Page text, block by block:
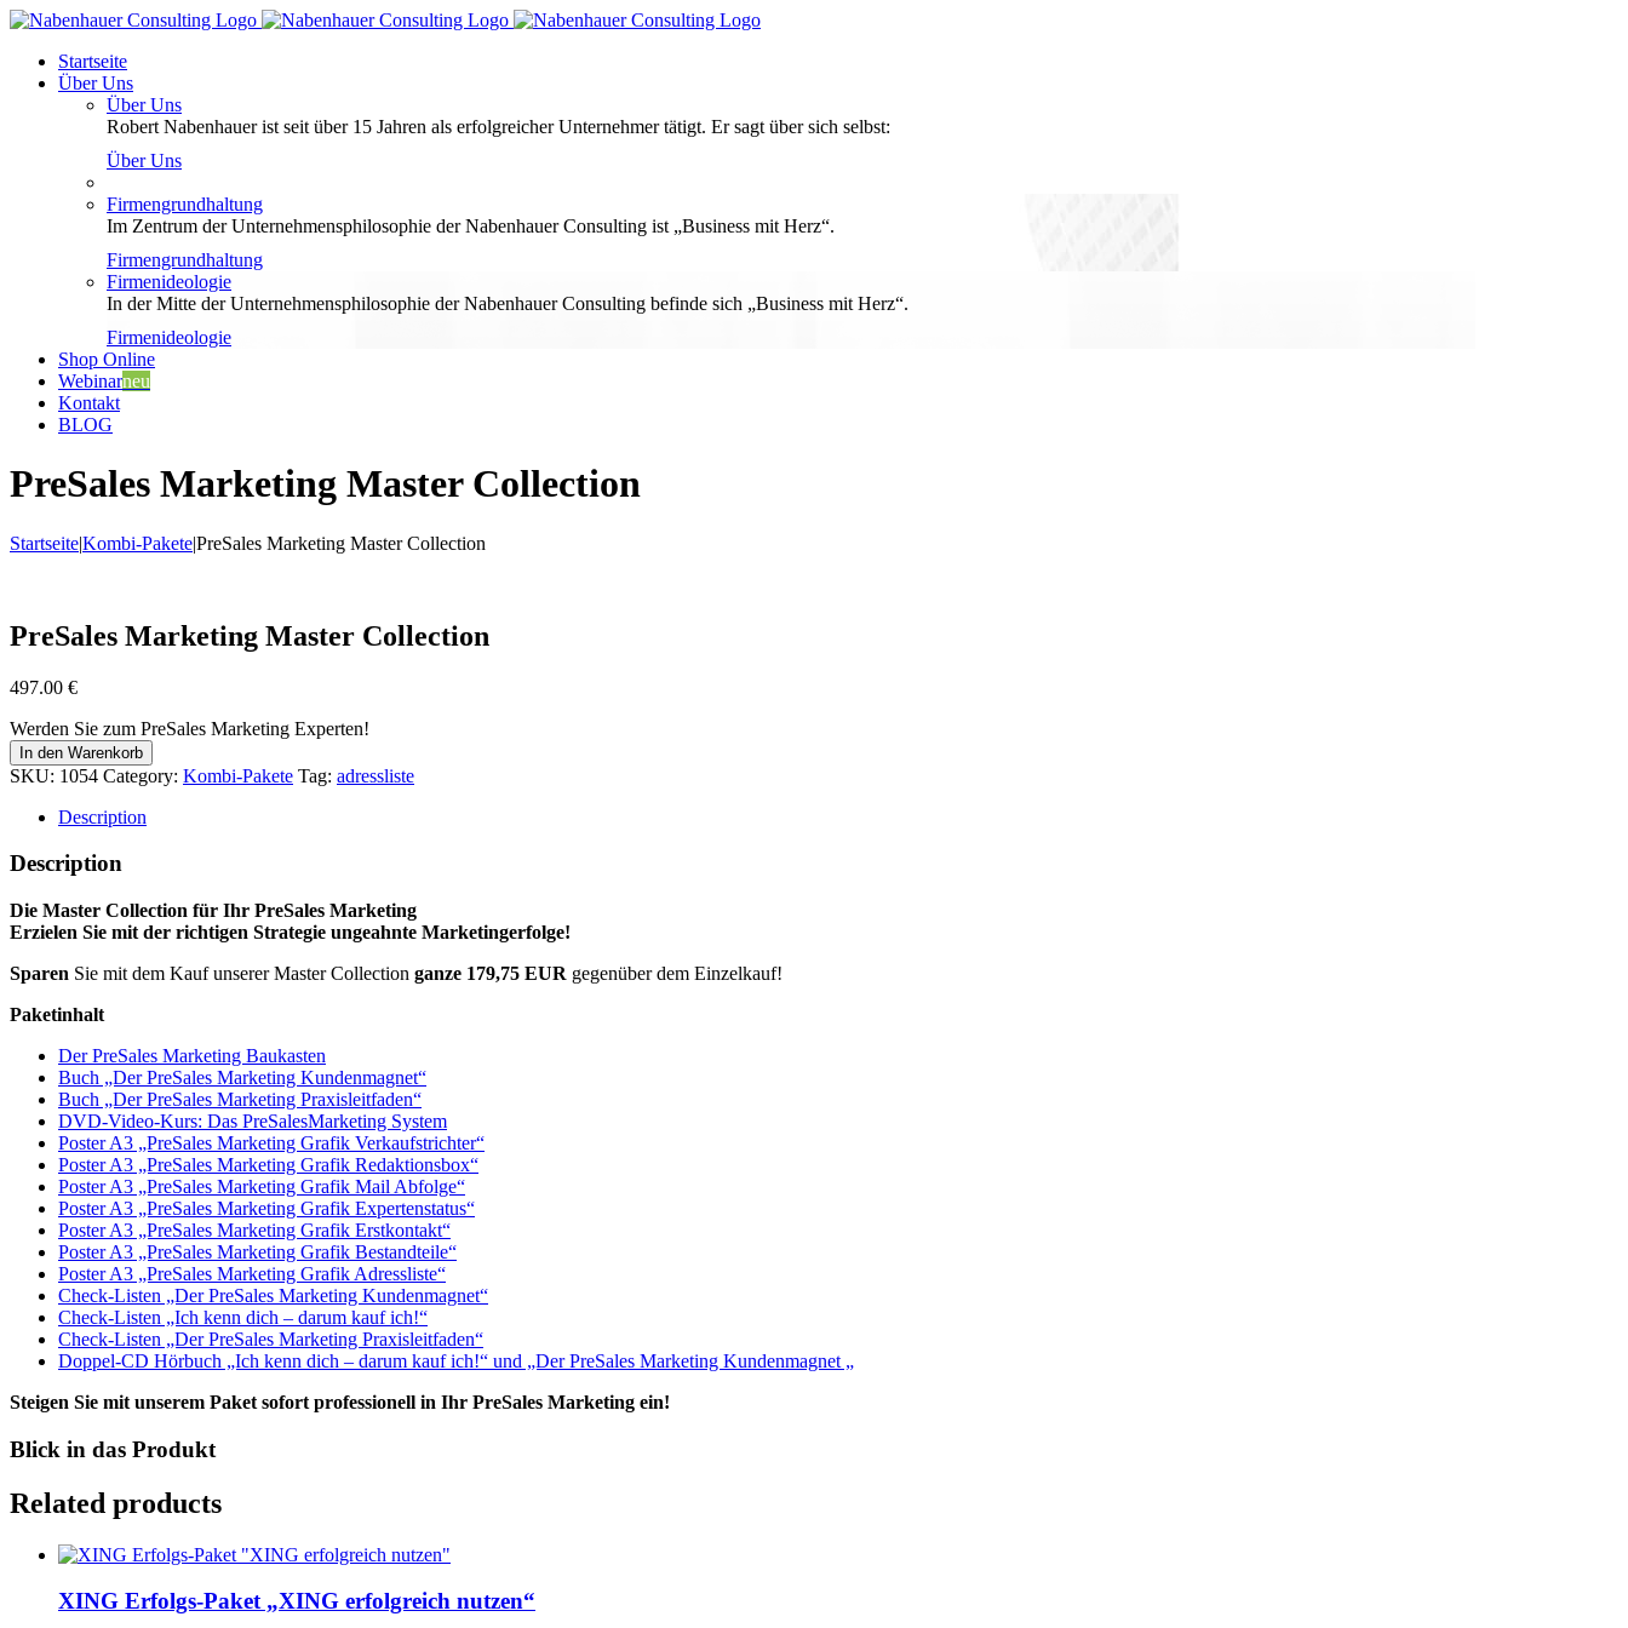
Zum
springenStartseite
Über Uns
Über Uns
Robert Nabenhauer ist seit über 15 Jahren als erfolgreicher Unternehmer tätigt. Er sagt über sich selbst:
Über Uns
Firmengrundhaltung
Im Zentrum der Unternehmensphilosophie der Nabenhauer Consulting ist „Business mit Herz“.
Firmengrundhaltung
Firmenideologie
In der Mitte der Unternehmensphilosophie der Nabenhauer Consulting befinde sich „Business mit Herz“.
Firmenideologie
Shop Online
Webinarneu
Kontakt
BLOG
PreSales Marketing Master Collection
Startseite|Kombi-Pakete|PreSales Marketing Master Collection
PreSales Marketing Master Collection
497.00 €
Werden Sie zum PreSales Marketing Experten!
In den Warenkorb
SKU: 1054 Category: Kombi-Pakete Tag: adressliste
Description
Description
Die Master Collection für Ihr PreSales Marketing
Erzielen Sie mit der richtigen Strategie ungeahnte Marketingerfolge!
Sparen Sie mit dem Kauf unserer Master Collection ganze 179,75 EUR gegenüber dem Einzelkauf!
Paketinhalt
Der PreSales Marketing Baukasten
Buch „Der PreSales Marketing Kundenmagnet“
Buch „Der PreSales Marketing Praxisleitfaden“
DVD-Video-Kurs: Das PreSalesMarketing System
Poster A3 „PreSales Marketing Grafik Verkaufstrichter“
Poster A3 „PreSales Marketing Grafik Redaktionsbox“
Poster A3 „PreSales Marketing Grafik Mail Abfolge“
Poster A3 „PreSales Marketing Grafik Expertenstatus“
Poster A3 „PreSales Marketing Grafik Erstkontakt“
Poster A3 „PreSales Marketing Grafik Bestandteile“
Poster A3 „PreSales Marketing Grafik Adressliste“
Check-Listen „Der PreSales Marketing Kundenmagnet“
Check-Listen „Ich kenn dich – darum kauf ich!“
Check-Listen „Der PreSales Marketing Praxisleitfaden“
Doppel-CD Hörbuch „Ich kenn dich – darum kauf ich!“ und „Der PreSales Marketing Kundenmagnet „
Steigen Sie mit unserem Paket sofort professionell in Ihr PreSales Marketing ein!
Blick in das Produkt
Related products
XING Erfolgs-Paket „XING erfolgreich nutzen“